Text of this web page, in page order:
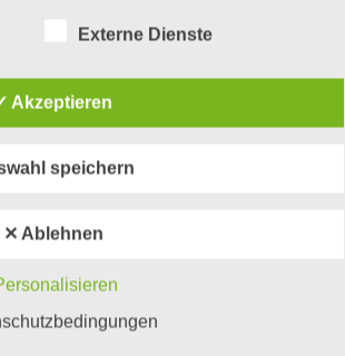
Abfragen, die Verwendung, die
die Verknüpfung, die Einschränkung, das
ist die Markierung gespeicherter
Verarbeitung personenbezogener
personenbezogenen Daten verwendet
Externe Dienste
Akzeptieren
speichern
✕ Ablehnen